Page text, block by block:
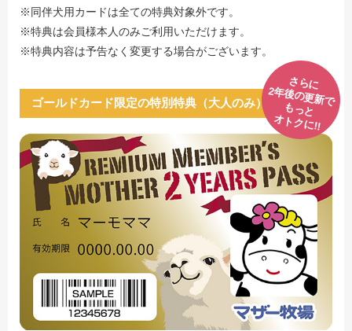
※同伴犬用カードは全ての特典対象外です。
※特典は会員様本人のみご利用いただけます。
※特典内容は予告なく変更する場合がございます。
さらに
2年後の更新で
もっと
オトクに!!
ゴールドカード限定の特別特典（大人のみ）